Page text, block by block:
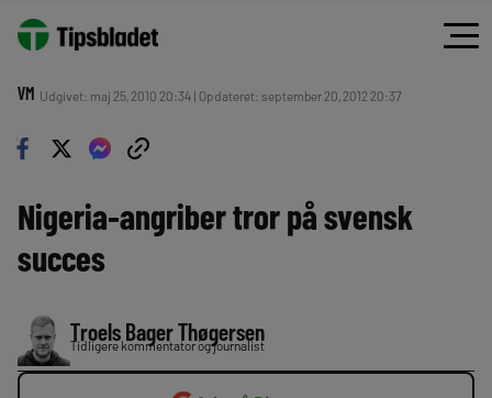
VM Udgivet: maj 25, 2010 20:34 | Opdateret: september 20, 2012 20:37
Nigeria-angriber tror på svensk
succes
Troels Bager Thøgersen
Tidligere kommentator og journalist